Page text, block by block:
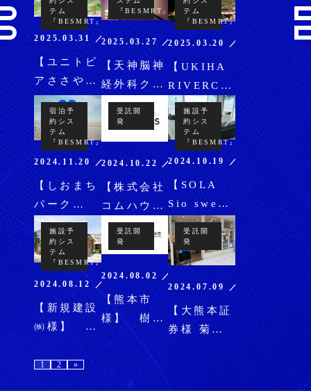
ウドサービ
ス
『GeoManager』
を導入
テム
『BESMART』
を導入
予約システ
ム
『BESMART』
を導入
テム
『BESMRT』
2025.03.31 ／ パッケージ
【ユニトピ
アささやま
様】 宿泊
予約システ
ム
『BESMART』
を導入
『BESMRT』
2025.03.27 ／ パッケージ
【天神脳神
経外科クリ
ニック
様】 MRI
ドック予約
システムを
導入
テム
『BESMRT』
2025.03.20 ／ パッケージ
【UKIHA
RIVERCAMP
様】 施設
予約システ
ム
『BESMART』
を導入
宿泊予
約シス
テム
『BESMRT』
2024.11.20 ／ パッケージ
【しおまち
パーク
様】 宿泊
予約システ
ム
『BESMART』
受託開
発
2024.10.22 ／ 受託開発
【株式会社
コムハウス
様】 ムー
ビーメーカ
ーのクラウ
ドサービス
を構築
施設予
約シス
テム
『BESMRT』
2024.10.19 ／ パッケージ
【SOLA
Sio sweet
様】 施設
予約システ
ム
『BESMART』
施設予
約シス
テム
『BESMRT』
2024.08.12 ／ パッケージ
【新規建設
㈱様】 無
に、予約シ
受託開
発
2024.08.02 ／ 受託開発
【熊本市
様】 樹木
カルテデー
ターベース
受託開
発
2024.07.09 ／ 受託開発
【大熊本証
券様 菊陽
1 2 »